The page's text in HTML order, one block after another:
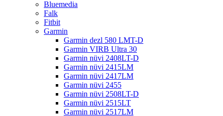
Bluemedia
Falk
Fitbit
Garmin
Garmin dezl 580 LMT-D
Garmin VIRB Ultra 30
Garmin nüvi 2408LT-D
Garmin nüvi 2415LM
Garmin nüvi 2417LM
Garmin nüvi 2455
Garmin nüvi 2508LT-D
Garmin nüvi 2515LT
Garmin nüvi 2517LM